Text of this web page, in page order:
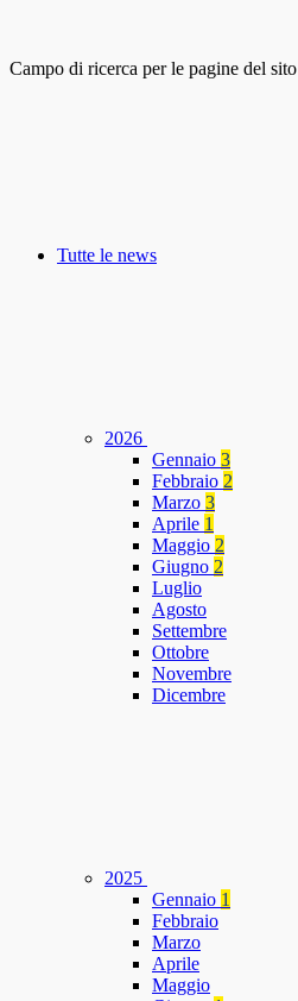
Campo di ricerca per le pagine del sito
Tutte le news
2026
Gennaio 3
Febbraio 2
Marzo 3
Aprile 1
Maggio 2
Giugno 2
Luglio
Agosto
Settembre
Ottobre
Novembre
Dicembre
2025
Gennaio 1
Febbraio
Marzo
Aprile
Maggio